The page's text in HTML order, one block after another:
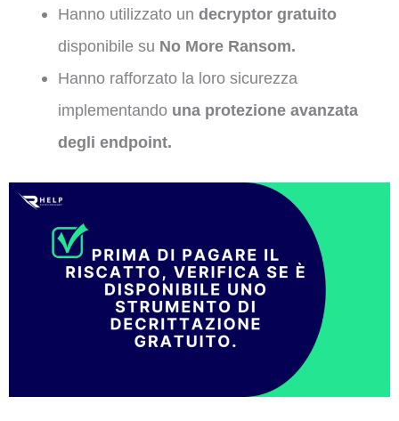
Hanno utilizzato un decryptor gratuito
disponibile su No More Ransom.
Hanno rafforzato la loro sicurezza
implementando una protezione avanzata
degli endpoint.